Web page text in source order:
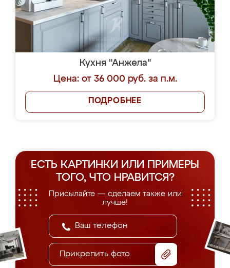
Кухня "Анжела"
Цена: от 36 000 руб. за п.м.
ПОДРОБНЕЕ
ЕСТЬ КАРТИНКИ ИЛИ ПРИМЕРЫ
ТОГО, ЧТО НРАВИТСЯ?
Присылайте — сделаем также или
лучше!
Прикрепить фото